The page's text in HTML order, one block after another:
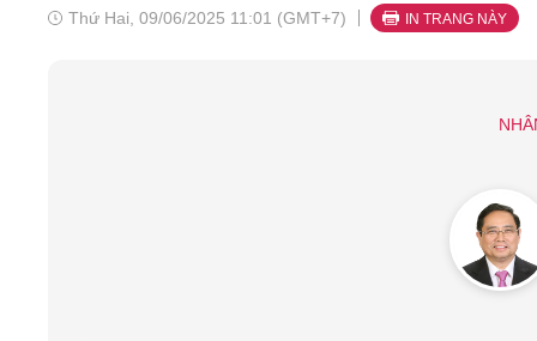
Thứ Hai, 09/06/2025 11:01 (GMT+7) IN TRANG NÀY